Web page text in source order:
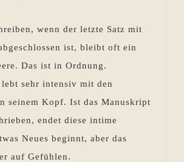
geschrieben
ist
nicht
fertig
mit
der
Arbeit
wenn der letzte Satz mit
ist, bleibt oft ein
Das ist in Ordnung.
sehr intensiv mit den
seinem Kopf. Ist das Manuskript
endet diese intime
Neues beginnt, aber das
auf Gefühlen.